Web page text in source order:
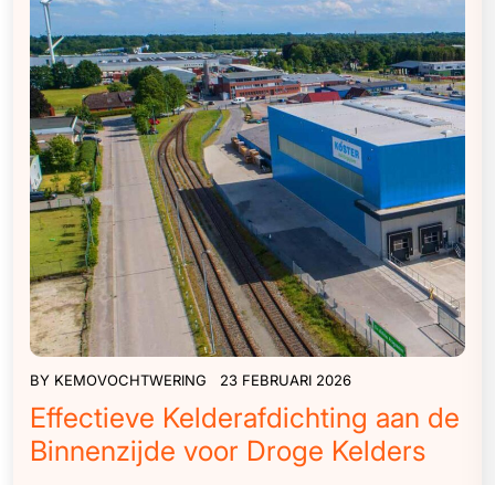
BY KEMOVOCHTWERING 23 FEBRUARI 2026
Effectieve Kelderafdichting aan de
Binnenzijde voor Droge Kelders